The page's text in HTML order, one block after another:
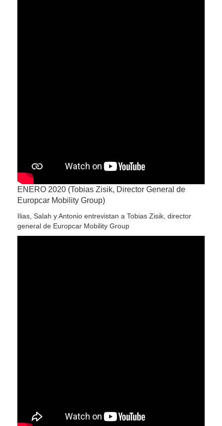
ENERO 2020 (Tobias Zisik, Director General de
Europcar Mobility Group)
Ilias, Salah y Antonio entrevistan a Tobias Zisik, director
general de Europcar Mobility Group